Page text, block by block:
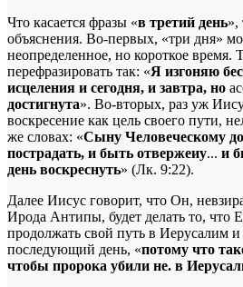
Что касается фразы «в третий день»,
объяснения. Во-первых, «три дня»
неопределенное, но короткое время.
перефразировать так: «Я изгоняю
исцеления и сегодня, и завтра, но
достигнута». Во-вторых, раз уж
воскресение как цель своего пути,
же словах: «Сыну Человеческому
пострадать, и быть отвержеиу... и
день воскреснуть» (Лк. 9:22).
Далее Иисус говорит, что Он,
Ирода Антипы, будет делать то, что
продолжать свой путь в Иерусалим и
последующий день, «потому что
чтобы пророка убили не. в